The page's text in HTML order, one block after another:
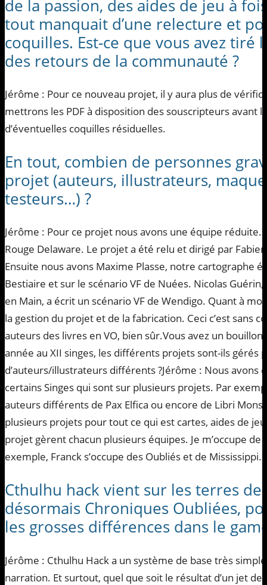
de la passion, des aides de jeu à
tout manquait d’une relecture et
coquilles. Est-ce que vous avez tiré
des retours de la communauté ?
Jérôme : Pour ce nouveau projet, il y aura plus de
mettrons les PDF à disposition des souscripteurs avant
d’éventuelles coquilles résiduelles.
En tout, combien de personnes
projet (auteurs, illustrateurs,
testeurs…) ?
Jérôme : Pour ce projet nous avons une équipe réduite.
Rouge Delaware. Le projet a été relu et dirigé par
Ensuite nous avons Maxime Plasse, notre cartographe
Bestiaire et sur le scénario VF de Nuées. Nicolas
en Main, a écrit un scénario VF de Wendigo. Quant à
la gestion du projet et de la fabrication. Ceci c’est sans
auteurs des livres en VO, bien sûr.Vous avez un
année au XII singes, les différents projets sont-ils gérés
d’auteurs/illustrateurs différents ?Jérôme : Nous avons
certains Singes qui sont sur plusieurs projets. Par
auteurs différents de Pax Elfica ou encore de Libri
plusieurs projets pour tout ce qui est cartes, aides de
projet gèrent chacun plusieurs équipes. Je m’occupe
exemple, Franck s’occupe des Oubliés et de Mississippi.
Cthulhu hack vient sur les terres de
désormais Chroniques Oubliées,
les grosses différences dans le
Jérôme : Cthulhu Hack a un système de base très
narration. Et surtout, quel que soit le résultat d’un jet